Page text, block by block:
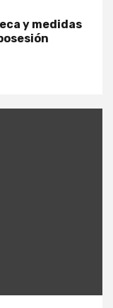
y medidas